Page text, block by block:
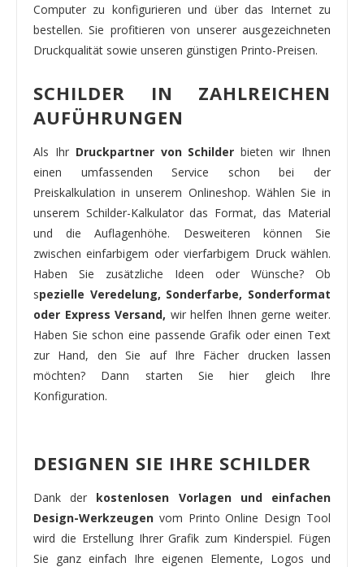
Computer zu konfigurieren und über das Internet zu
bestellen. Sie profitieren von unserer ausgezeichneten
Druckqualität sowie unseren günstigen Printo-Preisen.
SCHILDER IN ZAHLREICHEN
AUFÜHRUNGEN
Als Ihr Druckpartner von Schilderbieten wir Ihnen
einen umfassenden Service schon bei der
Preiskalkulation in unserem Onlineshop. Wählen Sie in
unserem Schilder-Kalkulator das Format, das Material
und die Auflagenhöhe. Desweiteren können Sie
zwischen einfarbigem oder vierfarbigem Druck wählen.
Haben Sie zusätzliche Ideen oder Wünsche? Ob
spezielle Veredelung, Sonderfarbe, Sonderformat
oder Express Versand, wir helfen Ihnen gerne weiter.
Haben Sie schon eine passende Grafik oder einen Text
zur Hand, den Sie auf Ihre Fächer drucken lassen
möchten? Dann starten Sie hier gleich Ihre
Konfiguration.
DESIGNEN SIE IHRE SCHILDER
Dank der kostenlosen Vorlagen und einfachen
Design-Werkzeugen vom Printo Online Design Tool
wird die Erstellung Ihrer Grafik zum Kinderspiel. Fügen
Sie ganz einfach Ihre eigenen Elemente, Logos und